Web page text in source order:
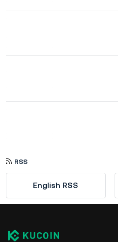
RSS
English RSS